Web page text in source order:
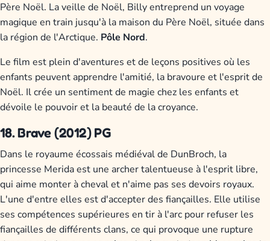
Père Noël. La veille de Noël, Billy entreprend un voyage
magique en train jusqu'à la maison du Père Noël, située dans
la région de l'Arctique. Pôle Nord.
Le film est plein d'aventures et de leçons positives où les
enfants peuvent apprendre l'amitié, la bravoure et l'esprit de
Noël. Il crée un sentiment de magie chez les enfants et
dévoile le pouvoir et la beauté de la croyance.
18. Brave (2012) PG
Dans le royaume écossais médiéval de DunBroch, la
princesse Merida est une archer talentueuse à l'esprit libre,
qui aime monter à cheval et n'aime pas ses devoirs royaux.
L'une d'entre elles est d'accepter des fiançailles. Elle utilise
ses compétences supérieures en tir à l'arc pour refuser les
fiançailles de différents clans, ce qui provoque une rupture